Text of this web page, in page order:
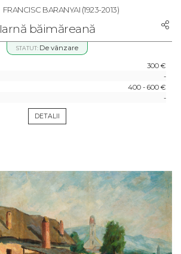
FRANCISC BARANYAI (1923-2013)
Iarnă băimăreană
STATUT: De vânzare
300 €
-
400 - 600 €
-
DETALII